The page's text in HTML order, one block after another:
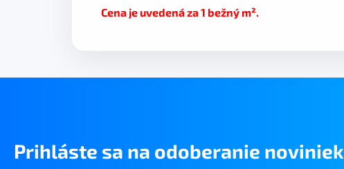
Cena je uvedená za 1 bežný m².
Prihláste sa na odoberanie noviniek